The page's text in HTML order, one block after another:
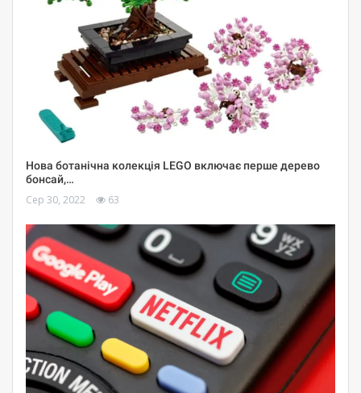
Нова ботанічна колекція LEGO включає перше дерево
бонсай,…
Сер 30, 2022 63